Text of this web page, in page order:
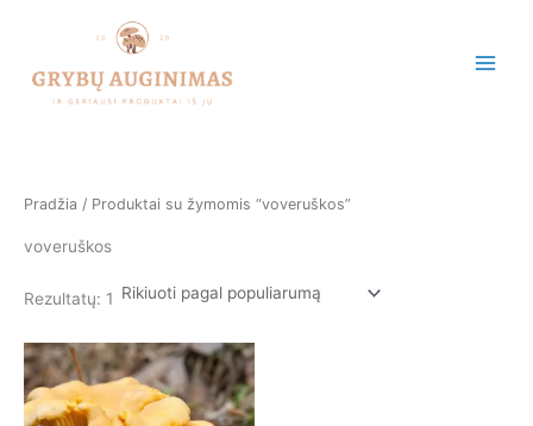
Pradžia / Produktai su žymomis “voveruškos”
voveruškos
Rezultatų: 1